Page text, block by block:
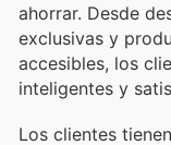
ahorrar. Desde
exclusivas y
accesibles, los
inteligentes y
Los clientes